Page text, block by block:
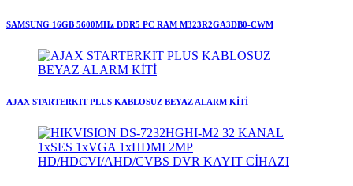
SAMSUNG 16GB 5600MHz DDR5 PC RAM M323R2GA3DB0-CWM
AJAX STARTERKIT PLUS KABLOSUZ BEYAZ ALARM KİTİ